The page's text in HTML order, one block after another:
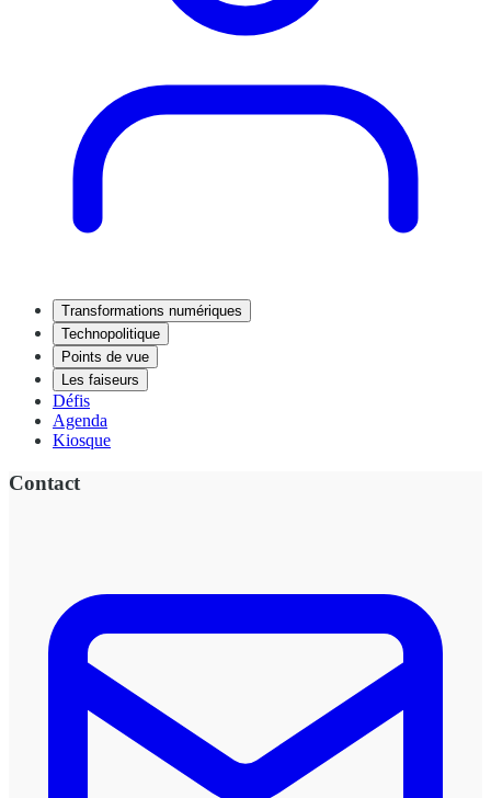
Transformations numériques
Technopolitique
Points de vue
Les faiseurs
Défis
Agenda
Kiosque
Contact